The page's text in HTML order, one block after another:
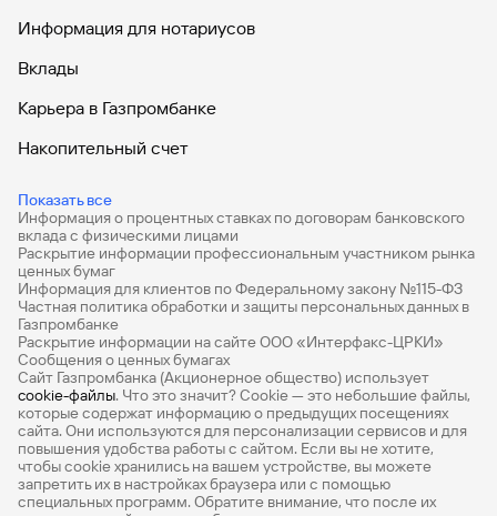
Информация для нотариусов
Вклады
Карьера в Газпромбанке
Накопительный счет
Показать все
Дебетовые карты с бесплатным обслуживанием
Все накопительные счета
Банковские вклады на 3 месяца
Вклады с высоким процентом
Калькулятор вкладов
Виртуальные карты
Премиум
Private
Информация о процентных ставках по договорам банковского
вклада с физическими лицами
Раскрытие информации профессиональным участником рынка
ценных бумаг
Информация для клиентов по Федеральному закону №115-ФЗ
Частная политика обработки и защиты персональных данных в
Газпромбанке
Раскрытие информации на сайте ООО «Интерфакс-ЦРКИ»
Сообщения о ценных бумагах
Сайт Газпромбанка (Акционерное общество) использует
cookie-файлы. Что это значит? Сookie — это небольшие файлы,
которые содержат информацию о предыдущих посещениях
сайта. Они используются для персонализации сервисов и для
повышения удобства работы с сайтом. Если вы не хотите,
чтобы сookie хранились на вашем устройстве, вы можете
запретить их в настройках браузера или с помощью
специальных программ. Обратите внимание, что после их